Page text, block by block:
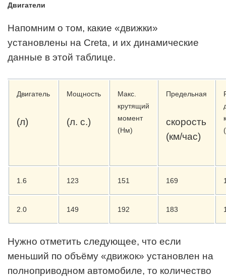
Двигатели
Напомним о том, какие «движки»
установлены на Creta, и их динамические
данные в этой таблице.
Двигатель
(л)
Мощность
(л. с.)
Макс.
крутящий
момент
(Нм)
Предельная
скорость
(км/час)
1.6 123 151 169
2.0 149 192 183
Нужно отметить следующее, что если
меньший по объёму «движок» установлен на
полноприводном автомобиле, то количество